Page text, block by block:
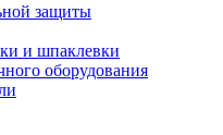
защиты
и шпаклевки
оборудования